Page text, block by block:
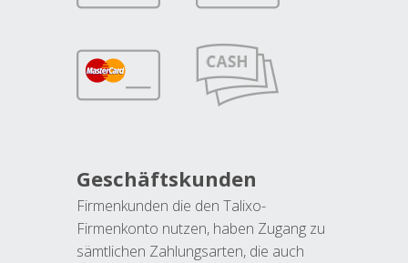
Geschäftskunden
Firmenkunden die den Talixo-
Firmenkonto nutzen, haben Zugang zu
sämtlichen Zahlungsarten, die auch